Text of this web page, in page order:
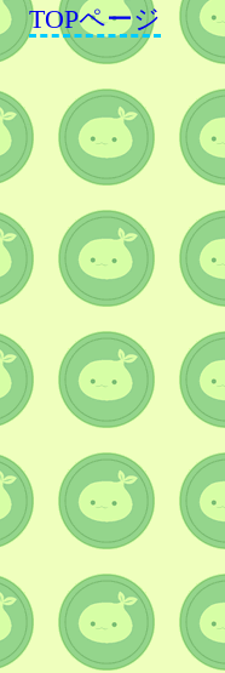
TOPページ